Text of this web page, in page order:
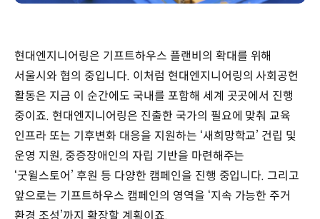
현대엔지니어링은 기프트하우스 플랜비의 확대를 위해
서울시와 협의 중입니다. 이처럼 현대엔지니어링의 사회공헌
활동은 지금 이 순간에도 국내를 포함해 세계 곳곳에서 진행
중이죠. 현대엔지니어링은 진출한 국가의 필요에 맞춰 교육
인프라 또는 기후변화 대응을 지원하는 ‘새희망학교’ 건립 및
운영 지원, 중증장애인의 자립 기반을 마련해주는
‘굿윌스토어’ 후원 등 다양한 캠페인을 진행 중입니다. 그리고
앞으로는 기프트하우스 캠페인의 영역을 ‘지속 가능한 주거
환경 조성’까지 확장할 계획이죠.